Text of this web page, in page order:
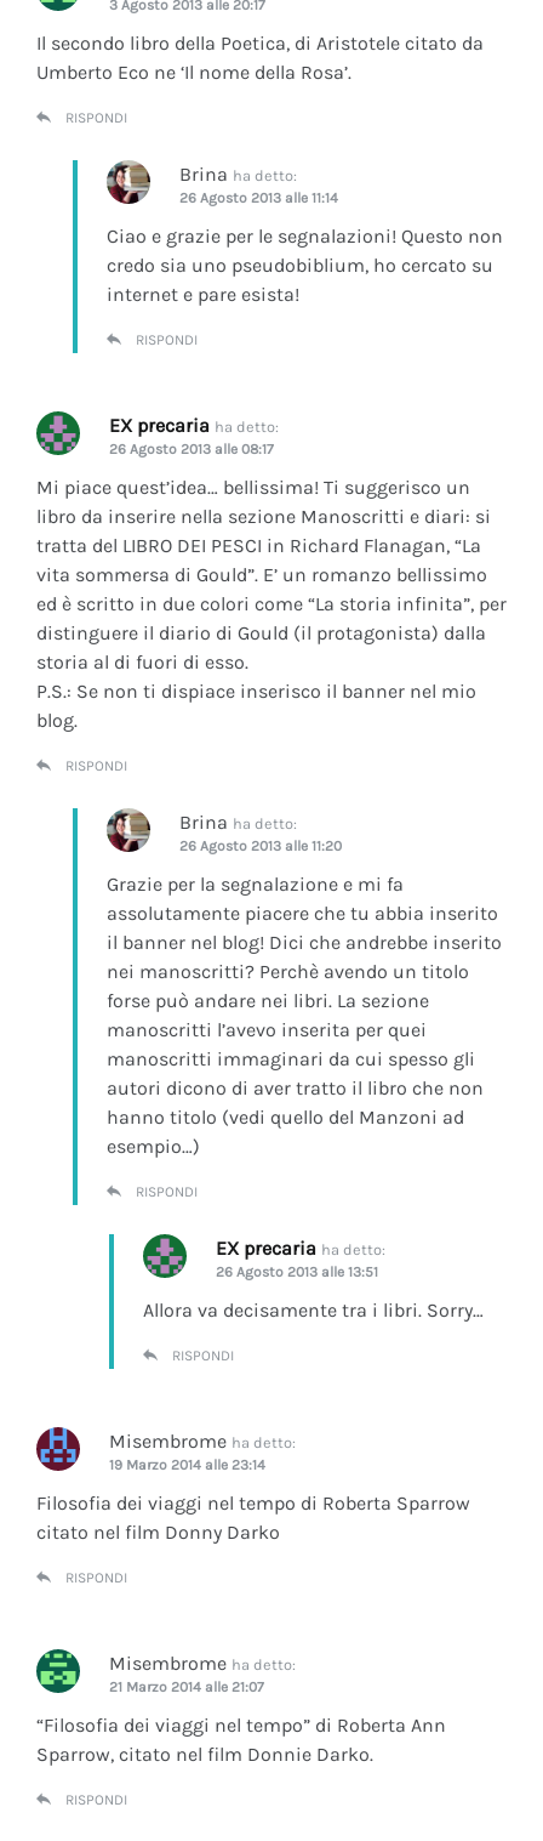
3 Agosto 2013 alle 20:17
Il secondo libro della Poetica, di Aristotele citato da
Umberto Eco ne ‘Il nome della Rosa’.
RISPONDI
Brina ha detto:
26 Agosto 2013 alle 11:14
Ciao e grazie per le segnalazioni! Questo non
credo sia uno pseudobiblium, ho cercato su
internet e pare esista!
RISPONDI
EX precaria ha detto:
26 Agosto 2013 alle 08:17
Mi piace quest’idea… bellissima! Ti suggerisco un
libro da inserire nella sezione Manoscritti e diari: si
tratta del LIBRO DEI PESCI in Richard Flanagan, “La
vita sommersa di Gould”. E’ un romanzo bellissimo
ed è scritto in due colori come “La storia infinita”, per
distinguere il diario di Gould (il protagonista) dalla
storia al di fuori di esso.
P.S.: Se non ti dispiace inserisco il banner nel mio
blog.
RISPONDI
Brina ha detto:
26 Agosto 2013 alle 11:20
Grazie per la segnalazione e mi fa
assolutamente piacere che tu abbia inserito
il banner nel blog! Dici che andrebbe inserito
nei manoscritti? Perchè avendo un titolo
forse può andare nei libri. La sezione
manoscritti l’avevo inserita per quei
manoscritti immaginari da cui spesso gli
autori dicono di aver tratto il libro che non
hanno titolo (vedi quello del Manzoni ad
esempio…)
RISPONDI
EX precaria ha detto:
26 Agosto 2013 alle 13:51
Allora va decisamente tra i libri. Sorry…
RISPONDI
Misembrome ha detto:
19 Marzo 2014 alle 23:14
Filosofia dei viaggi nel tempo di Roberta Sparrow
citato nel film Donny Darko
RISPONDI
Misembrome ha detto:
21 Marzo 2014 alle 21:07
“Filosofia dei viaggi nel tempo” di Roberta Ann
Sparrow, citato nel film Donnie Darko.
RISPONDI